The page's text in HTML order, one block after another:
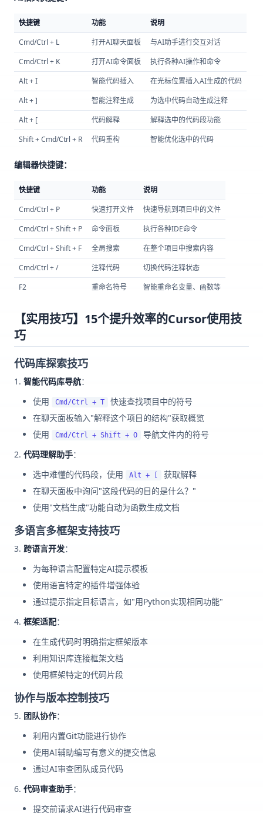
快捷键 功能
说明
Cmd/Ctrl + L
打开AI聊天面板
与AI助手进行交互对话
Cmd/Ctrl + K
打开AI命令面板
执行各种AI操作和命令
Alt + I
智能代码插入
在光标位置插入AI生成的代码
Alt + ]
智能注释生成
为选中代码自动生成注释
Alt + [
代码解释
解释选中的代码段功能
Shift + Cmd/Ctrl + R
代码重构 智能优化选中的代码
编辑器快捷键：
快捷键 功能
说明
Cmd/Ctrl + P
快速打开文件
快速导航到项目中的文件
Cmd/Ctrl + Shift + P
命令面板
执行各种IDE命令
Cmd/Ctrl + Shift + F
全局搜索
在整个项目中搜索内容
Cmd/Ctrl + /
注释代码
切换代码注释状态
F2
重命名符号 智能重命名变量、函数等
【实用技巧】15个提升效率的Cursor使用技
巧
代码库探索技巧
智能代码库导航：
使用
Cmd/Ctrl + T
快速查找项目中的符号
在聊天面板输入"解释这个项目的结构"获取概览
使用
Cmd/Ctrl + Shift + O
导航文件内的符号
代码理解助手：
选中难懂的代码段，使用
Alt + [
获取解释
在聊天面板中询问"这段代码的目的是什么？"
使用"文档生成"功能自动为函数生成文档
多语言多框架支持技巧
跨语言开发：
为每种语言配置特定AI提示模板
使用语言特定的插件增强体验
通过提示指定目标语言，如"用Python实现相同功能"
框架适配：
在生成代码时明确指定框架版本
利用知识库连接框架文档
使用框架特定的代码片段
协作与版本控制技巧
团队协作：
利用内置Git功能进行协作
使用AI辅助编写有意义的提交信息
通过AI审查团队成员代码
代码审查助手：
提交前请求AI进行代码审查